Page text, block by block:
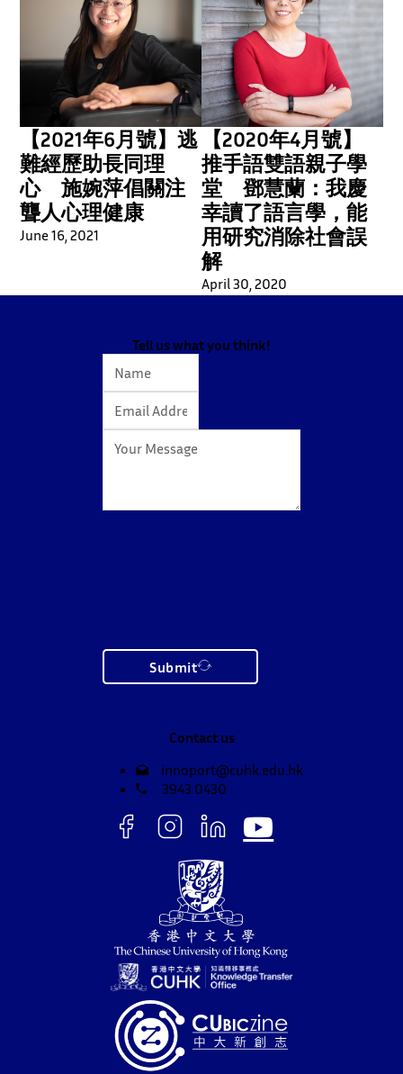
【2021年6月號】逃
難經歷助長同理
心 施婉萍倡關注
聾人心理健康
June 16, 2021
【2020年4月號】
推手語雙語親子學
堂 鄧慧蘭：我慶
幸讀了語言學，能
用研究消除社會誤
解
April 30, 2020
Tell us what you think!
Submit
Contact us
innoport@cuhk.edu.hk
3943 0430